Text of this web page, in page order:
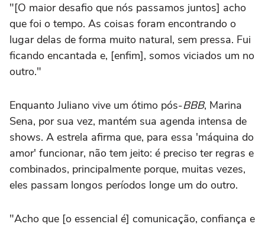
"[O maior desafio que nós passamos juntos] acho
que foi o tempo. As coisas foram encontrando o
lugar delas de forma muito natural, sem pressa. Fui
ficando encantada e, [enfim], somos viciados um no
outro."
Enquanto Juliano vive um ótimo pós-BBB, Marina
Sena, por sua vez, mantém sua agenda intensa de
shows. A estrela afirma que, para essa 'máquina do
amor' funcionar, não tem jeito: é preciso ter regras e
combinados, principalmente porque, muitas vezes,
eles passam longos períodos longe um do outro.
"Acho que [o essencial é] comunicação, confiança e